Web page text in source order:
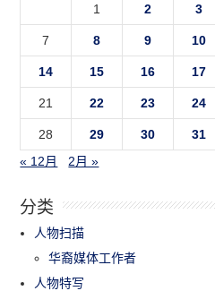
1 2 3
7 8 9 10
14 15 16 17
21 22 23 24
28 29 30
31
« 12月
2月 »
分类
人物扫描
华裔媒体工作者
人物特写